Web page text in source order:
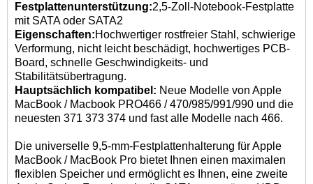
Festplattenunterstützung:2,5-Zoll-Notebook-Festplatte
mit SATA oder SATA2
Eigenschaften:Hochwertiger rostfreier Stahl, schwierige
Verformung, nicht leicht beschädigt, hochwertiges PCB-
Board, schnelle Geschwindigkeits- und
Stabilitätsübertragung.
Hauptsächlich kompatibel: Neue Modelle von Apple
MacBook / Macbook PRO466 / 470/985/991/990 und die
neuesten 371 373 374 und fast alle Modelle nach 466.
Die universelle 9,5-mm-Festplattenhalterung für Apple
MacBook / MacBook Pro bietet Ihnen einen maximalen
flexiblen Speicher und ermöglicht es Ihnen, eine zweite